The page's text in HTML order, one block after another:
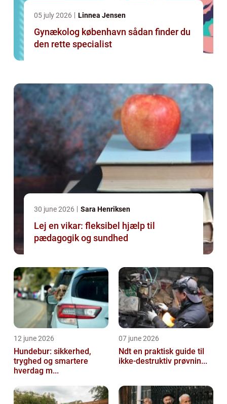
05 july 2026 Linnea Jensen
Gynækolog københavn sådan finder du
den rette specialist
30 june 2026 Sara Henriksen
Lej en vikar: fleksibel hjælp til
pædagogik og sundhed
12 june 2026
Hundebur: sikkerhed,
tryghed og smartere
hverdag m...
07 june 2026
Ndt en praktisk guide til
ikke-destruktiv prøvnin...